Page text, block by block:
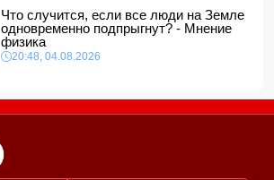
Что случится, если все люди на Земле
одновременно подпрыгнут? - Мнение
физика
20:48, 04.08.2026